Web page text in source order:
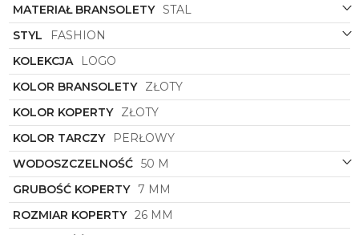
MATERIAŁ BRANSOLETY STAL
STYL
FASHION
KOLEKCJA
LOGO
KOLOR BRANSOLETY ZŁOTY
KOLOR KOPERTY ZŁOTY
KOLOR TARCZY
PERŁOWY
WODOSZCZELNOŚĆ 50 M
GRUBOŚĆ KOPERTY 7 MM
ROZMIAR KOPERTY 26 MM